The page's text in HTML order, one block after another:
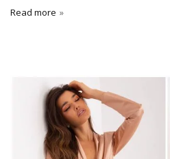
Read more